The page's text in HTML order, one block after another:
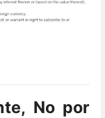
No por